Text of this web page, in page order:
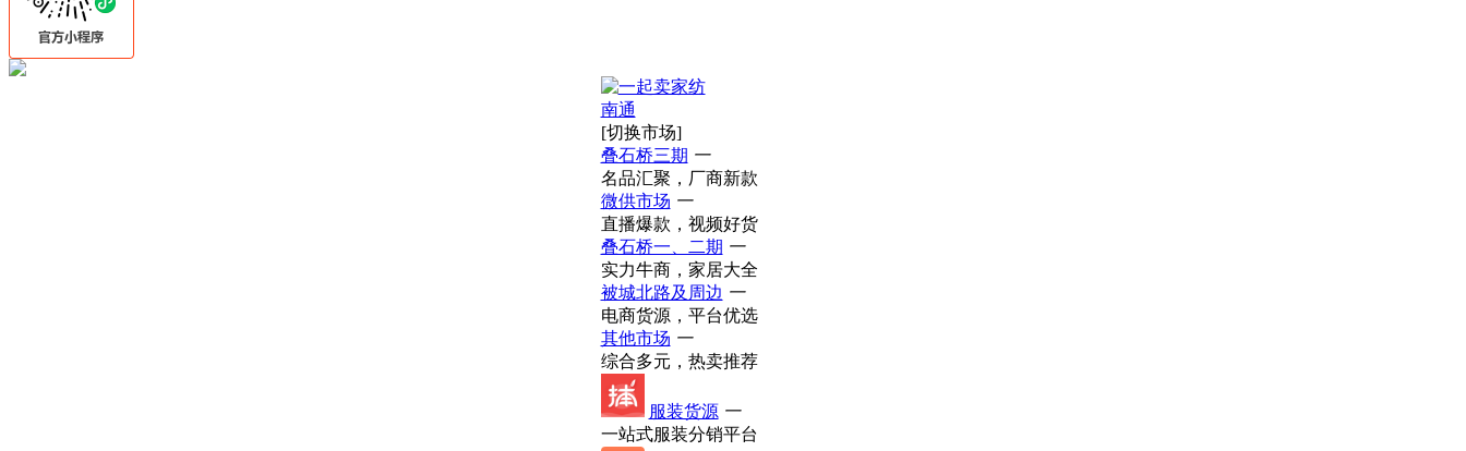
南通
[切换市场]
叠石桥三期 一
名品汇聚，厂商新款
微供市场 一
直播爆款，视频好货
叠石桥一、二期 一
实力牛商，家居大全
被城北路及周边 一
电商货源，平台优选
其他市场 一
综合多元，热卖推荐
服装货源 一
一站式服装分销平台